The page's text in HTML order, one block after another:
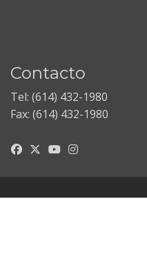
Contacto
Tel: (614) 432-1980
Fax: (614) 432-1980